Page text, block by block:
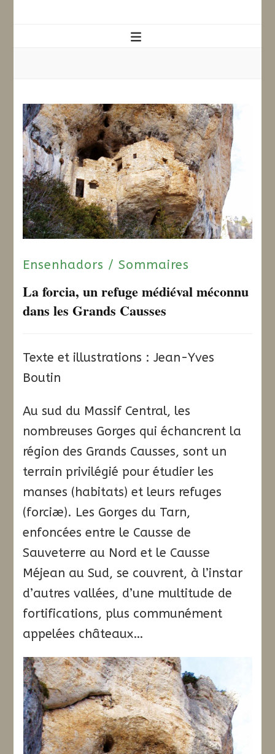
Ensenhadors / Sommaires
La forcia, un refuge médiéval méconnu
dans les Grands Causses
Texte et illustrations : Jean-Yves
Boutin
Au sud du Massif Central, les
nombreuses Gorges qui échancrent la
région des Grands Causses, sont un
terrain privilégié pour étudier les
manses (habitats) et leurs refuges
(forciæ). Les Gorges du Tarn,
enfoncées entre le Causse de
Sauveterre au Nord et le Causse
Méjean au Sud, se couvrent, à l’instar
d’autres vallées, d’une multitude de
fortifications, plus communément
appelées châteaux…